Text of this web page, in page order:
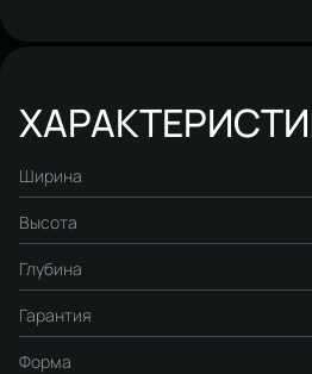
Ширина
Высота
Глубина
Гарантия
Форма